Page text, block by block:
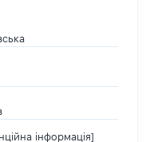
інформація]